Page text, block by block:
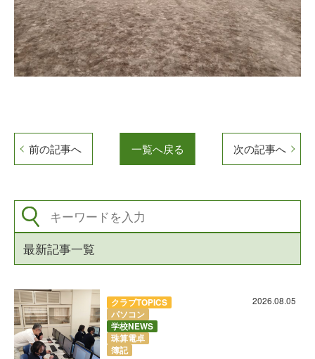
前の記事へ 一覧へ戻る 次の記事へ
最新記事一覧
クラブTOPICS
パソコン
学校NEWS
珠算電卓
簿記
2026.08.05